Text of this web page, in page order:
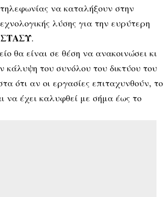
να καταλήξουν στην
λύσης για την ευρύτερη
ΣΤΑΣΥ.
θα είναι σε θέση να ανακοινώσει κι
του συνόλου του δικτύου του
ότι αν οι εργασίες επιταχυνθούν, το
να έχει καλυφθεί με σήμα έως το